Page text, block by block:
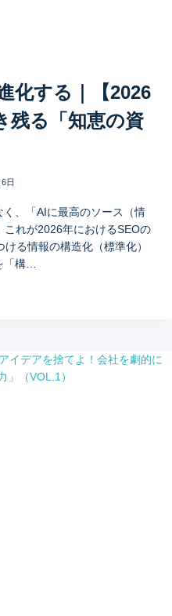
化する｜【2026
残る「知恵の資
日
く、「AIに最高のソース（情
れが2026年におけるSEOの
る情報の構造化（標準化）
「構…